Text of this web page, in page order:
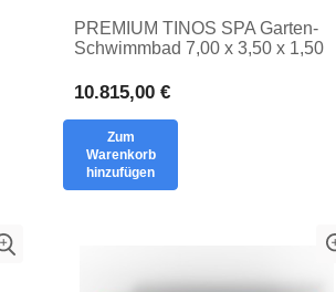
PREMIUM TINOS SPA Garten-
Schwimmbad 7,00 x 3,50 x 1,50
EINSATZBEWÄSSER
10.815,00 €
Zum
Warenkorb
hinzufügen